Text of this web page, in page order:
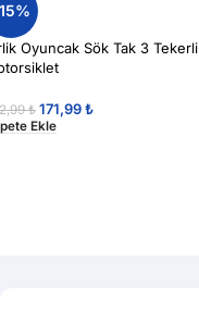
Oyuncak Sök Tak 3 Tekerli
₺ 171,99₺
Ekle